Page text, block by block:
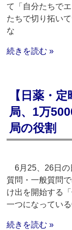
て「自分たちで
たちで切り拓い
な
続きを読む »
【日薬・
局、1万
局の役割
6月25、26日の
質問・一般質問
け出を開始する
一つになってい
続きを読む »